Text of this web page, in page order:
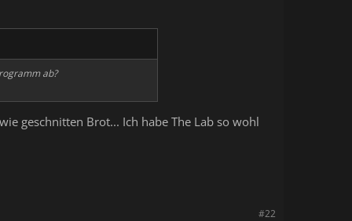
ab?
geschnitten Brot... Ich habe The Lab so wohl
#22